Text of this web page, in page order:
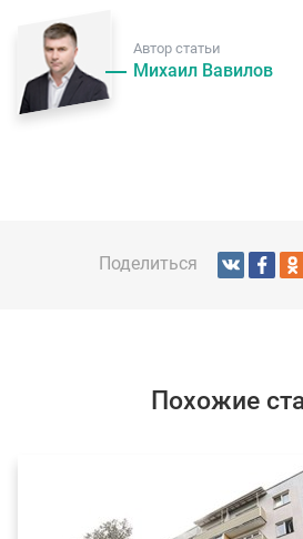
Автор статьи
Михаил Вавилов
Поделиться
Похожие